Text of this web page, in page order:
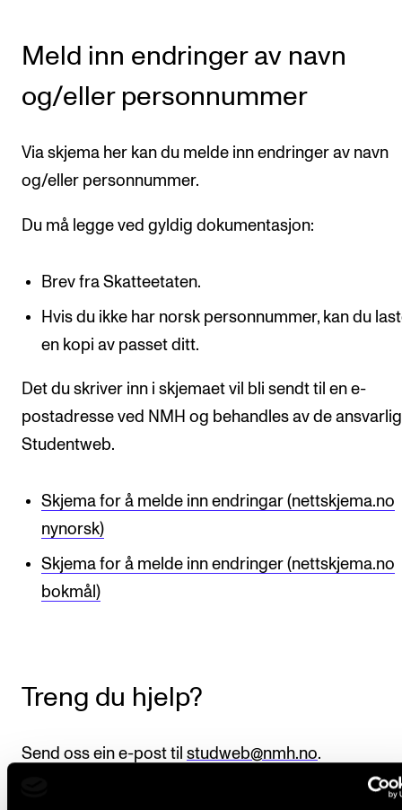
Etter noter nyhetsbrev
KONTAKTER
Studentutvalet SUT
Organisasjon
Meld inn endringer av navn
og/eller personnummer
Via skjema her kan du melde inn endringer av navn
og/eller personnummer.
Du må legge ved gyldig dokumentasjon:
Brev fra Skatteetaten.
Hvis du ikke har norsk personnummer, kan du
en kopi av passet ditt.
Det du skriver inn i skjemaet vil bli sendt til en e-
postadresse ved NMH og behandles av de
Studentweb.
Skjema for å melde inn endringar (nettskjema.no
nynorsk)
Skjema for å melde inn endringer (nettskjema.no
bokmål)
Treng du hjelp?
Send oss ein e-post til studweb@nmh.no.